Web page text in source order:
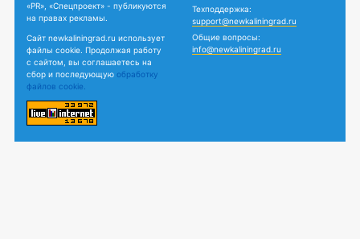
«PR», «Спецпроект» - публикуются
на правах рекламы.
Сайт newkaliningrad.ru использует
файлы cookie. Продолжая работу
с сайтом, вы соглашаетесь на
сбор и последующую обработку
файлов cookie.
Техподдержка:
support@newkaliningrad.ru
Общие вопросы:
info@newkaliningrad.ru